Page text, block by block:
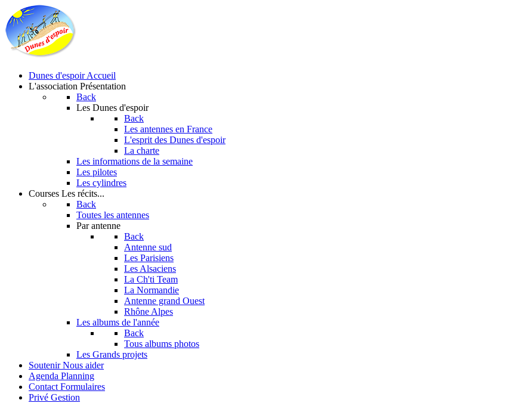
Dunes d'espoir Accueil
L'association Présentation
Back
Les Dunes d'espoir
Back
Les antennes en France
L'esprit des Dunes d'espoir
La charte
Les informations de la semaine
Les pilotes
Les cylindres
Courses Les récits...
Back
Toutes les antennes
Par antenne
Back
Antenne sud
Les Parisiens
Les Alsaciens
La Ch'ti Team
La Normandie
Antenne grand Ouest
Rhône Alpes
Les albums de l'année
Back
Tous albums photos
Les Grands projets
Soutenir Nous aider
Agenda Planning
Contact Formulaires
Privé Gestion